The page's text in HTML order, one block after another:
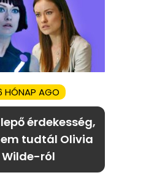
HÓNAP AGO
érdekesség,
tudtál Olivia
Wilde-ról